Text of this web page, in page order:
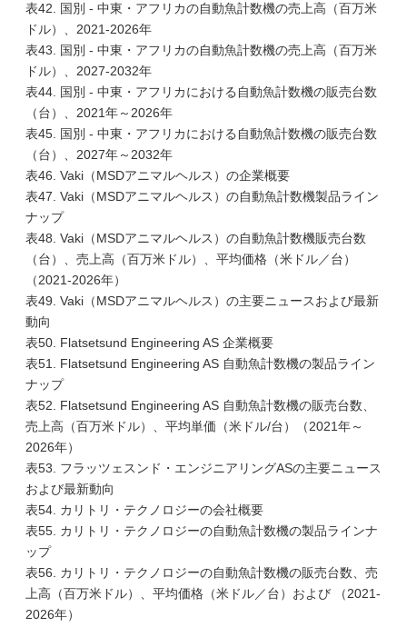
表42. 国別 - 中東・アフリカの自動魚計数機の売上高（百万米
ドル）、2021-2026年
表43. 国別 - 中東・アフリカの自動魚計数機の売上高（百万米
ドル）、2027-2032年
表44. 国別 - 中東・アフリカにおける自動魚計数機の販売台数
（台）、2021年～2026年
表45. 国別 - 中東・アフリカにおける自動魚計数機の販売台数
（台）、2027年～2032年
表46. Vaki（MSDアニマルヘルス）の企業概要
表47. Vaki（MSDアニマルヘルス）の自動魚計数機製品ライン
ナップ
表48. Vaki（MSDアニマルヘルス）の自動魚計数機販売台数
（台）、売上高（百万米ドル）、平均価格（米ドル／台）
（2021-2026年）
表49. Vaki（MSDアニマルヘルス）の主要ニュースおよび最新
動向
表50. Flatsetsund Engineering AS 企業概要
表51. Flatsetsund Engineering AS 自動魚計数機の製品ライン
ナップ
表52. Flatsetsund Engineering AS 自動魚計数機の販売台数、
売上高（百万米ドル）、平均単価（米ドル/台）（2021年～
2026年）
表53. フラッツェスンド・エンジニアリングASの主要ニュース
および最新動向
表54. カリトリ・テクノロジーの会社概要
表55. カリトリ・テクノロジーの自動魚計数機の製品ラインナ
ップ
表56. カリトリ・テクノロジーの自動魚計数機の販売台数、売
上高（百万米ドル）、平均価格（米ドル／台）および （2021-
2026年）